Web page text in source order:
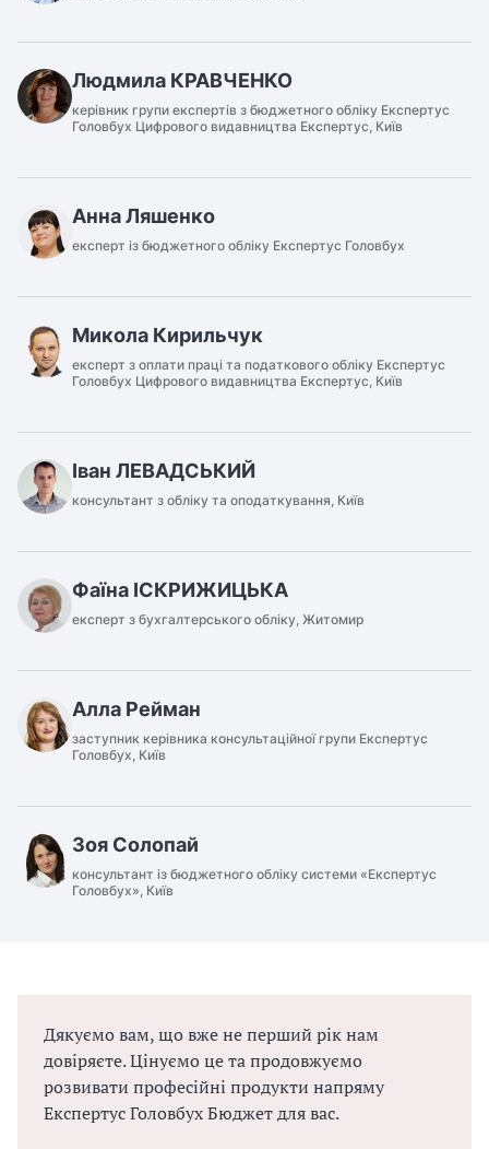
Людмила КРАВЧЕНКО
керівник групи експертів з бюджетного обліку Експертус
Головбух Цифрового видавництва Експертус, Київ
Анна Ляшенко
експерт із бюджетного обліку Експертус Головбух
Микола Кирильчук
експерт з оплати праці та податкового обліку Експертус
Головбух Цифрового видавництва Експертус, Київ
Іван ЛЕВАДСЬКИЙ
консультант з обліку та оподаткування, Київ
Фаїна ІСКРИЖИЦЬКА
експерт з бухгалтерського обліку, Житомир
Алла Рейман
заступник керівника консультаційної групи Експертус
Головбух, Київ
Зоя Солопай
консультант із бюджетного обліку системи «Експертус
Головбух», Київ
Дякуємо вам, що вже не перший рік нам
довіряєте. Цінуємо це та продовжуємо
розвивати професійні продукти напряму
Експертус Головбух Бюджет для вас.